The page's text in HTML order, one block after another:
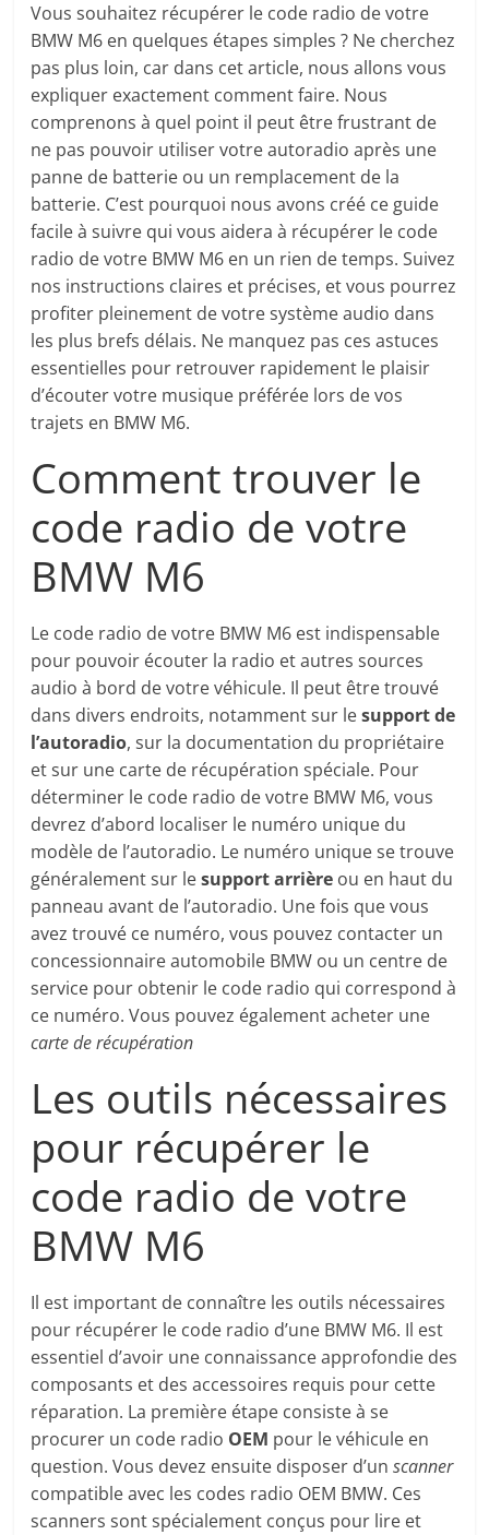
Vous souhaitez récupérer le code radio de votre
BMW M6 en quelques étapes simples ? Ne cherchez
pas plus loin, car dans cet article, nous allons vous
expliquer exactement comment faire. Nous
comprenons à quel point il peut être frustrant de
ne pas pouvoir utiliser votre autoradio après une
panne de batterie ou un remplacement de la
batterie. C’est pourquoi nous avons créé ce guide
facile à suivre qui vous aidera à récupérer le code
radio de votre BMW M6 en un rien de temps. Suivez
nos instructions claires et précises, et vous pourrez
profiter pleinement de votre système audio dans
les plus brefs délais. Ne manquez pas ces astuces
essentielles pour retrouver rapidement le plaisir
d’écouter votre musique préférée lors de vos
trajets en BMW M6.
Comment trouver le
code radio de votre
BMW M6
Le code radio de votre BMW M6 est indispensable
pour pouvoir écouter la radio et autres sources
audio à bord de votre véhicule. Il peut être trouvé
dans divers endroits, notamment sur lesupport de
l’autoradio, sur la documentation du propriétaire
et sur une carte de récupération spéciale. Pour
déterminer le code radio de votre BMW M6, vous
devrez d’abord localiser le numéro unique du
modèle de l’autoradio. Le numéro unique se trouve
généralement sur lesupport arrière ou en haut du
panneau avant de l’autoradio. Une fois que vous
avez trouvé ce numéro, vous pouvez contacter un
concessionnaire automobile BMW ou un centre de
service pour obtenir le code radio qui correspond à
ce numéro. Vous pouvez également acheter une
carte de récupération
Les outils nécessaires
pour récupérer le
code radio de votre
BMW M6
Il est important de connaître les outils nécessaires
pour récupérer le code radio d’une BMW M6. Il est
essentiel d’avoir une connaissance approfondie des
composants et des accessoires requis pour cette
réparation. La première étape consiste à se
procurer un code radio OEM pour le véhicule en
question. Vous devez ensuite disposer d’unscanner
compatible avec les codes radio OEM BMW. Ces
scanners sont spécialement conçus pour lire et